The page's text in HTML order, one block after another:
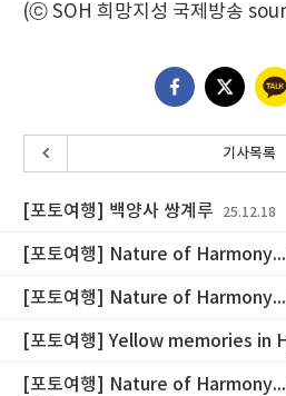
(ⓒ SOH 희망지성 국제방송
기사목록
[포토여행] 백양사 쌍계루 25.12.18
[포토여행] Nature of
[포토여행] Nature of
[포토여행] Yellow memories in
[포토여행] Nature of Harmony...